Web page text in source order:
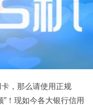
，那么请使用正规
！现如今各大银行信用